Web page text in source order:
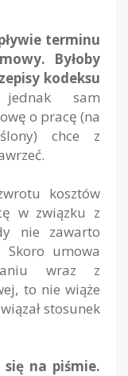
terminu
Byłoby
kodeksu
sam
o pracę (na
chce z
kosztów
w związku z
nie zawarto
umowa
wraz z
to nie wiąże
stosunek
na piśmie.